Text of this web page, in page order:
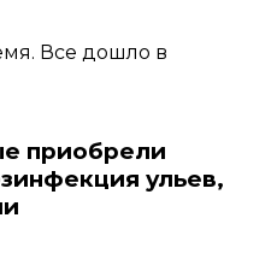
Все дошло в
приобрели
ульев,